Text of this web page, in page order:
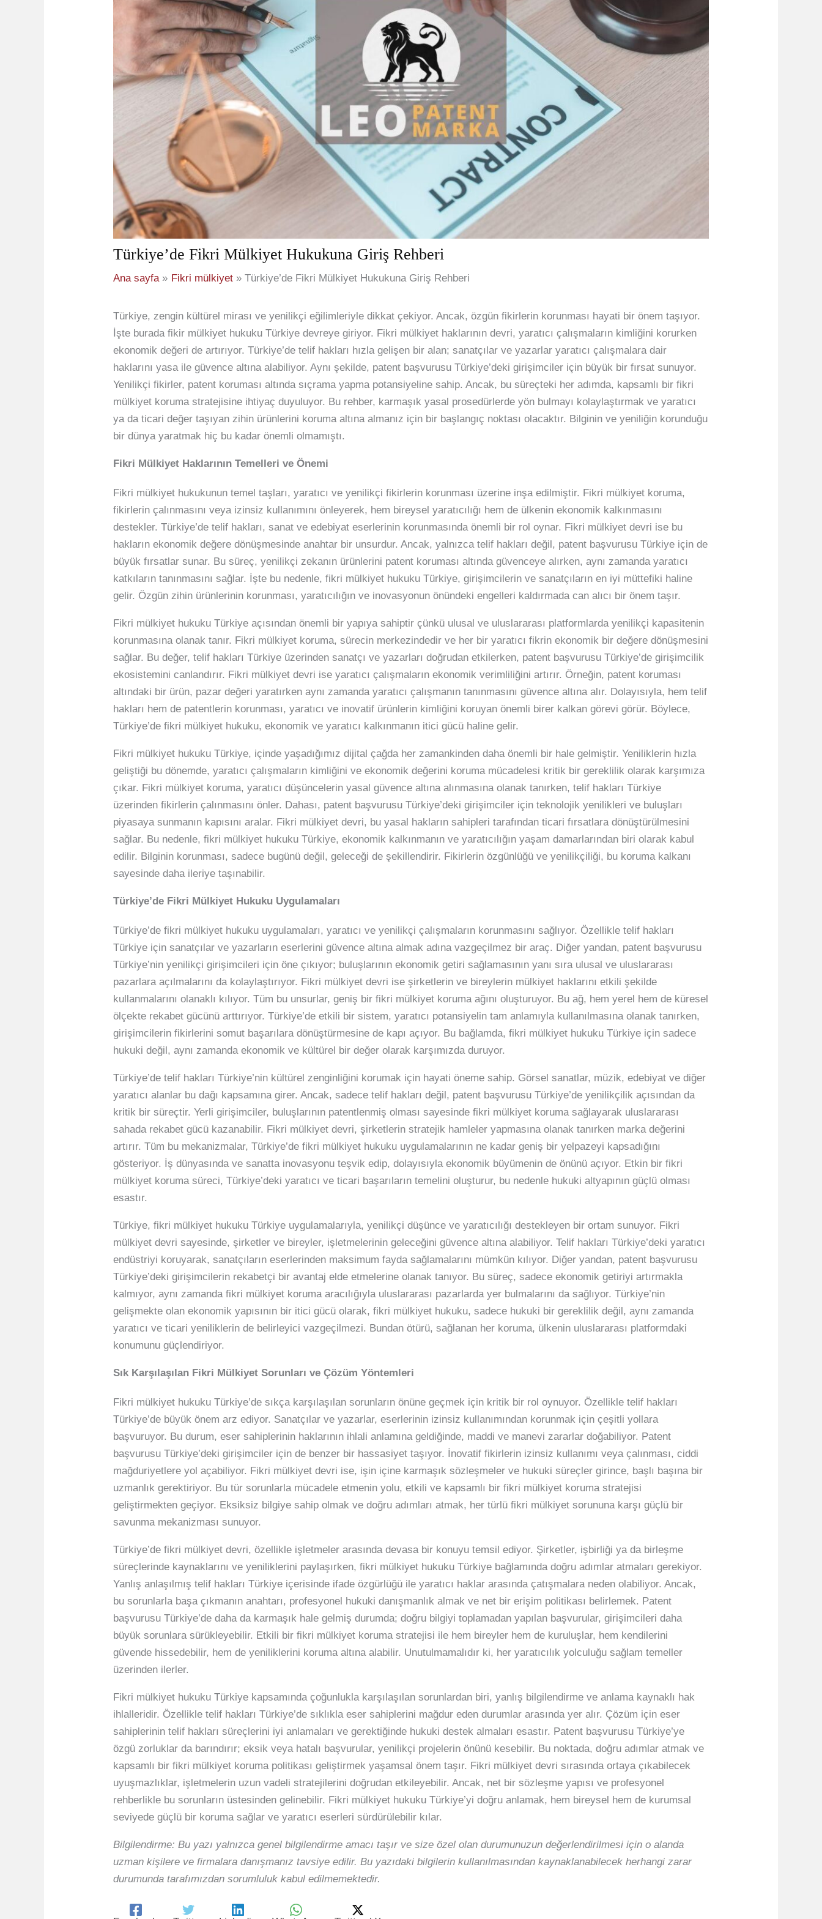
Türkiye’de Fikri Mülkiyet Hukukuna Giriş Rehberi
Ana sayfa Fikri mülkiyet Türkiye’de Fikri Mülkiyet Hukukuna Giriş Rehberi
Türkiye, zengin kültürel mirası ve yenilikçi eğilimleriyle dikkat çekiyor. Ancak, özgün fikirlerin korunması hayati bir önem taşıyor.
İşte burada fikir mülkiyet hukuku Türkiye devreye giriyor. Fikri mülkiyet haklarının devri, yaratıcı çalışmaların kimliğini korurken
ekonomik değeri de artırıyor. Türkiye’de telif hakları hızla gelişen bir alan; sanatçılar ve yazarlar yaratıcı çalışmalara dair
haklarını yasa ile güvence altına alabiliyor. Aynı şekilde, patent başvurusu Türkiye’deki girişimciler için büyük bir fırsat sunuyor.
Yenilikçi fikirler, patent koruması altında sıçrama yapma potansiyeline sahip. Ancak, bu süreçteki her adımda, kapsamlı bir fikri
mülkiyet koruma stratejisine ihtiyaç duyuluyor. Bu rehber, karmaşık yasal prosedürlerde yön bulmayı kolaylaştırmak ve yaratıcı
ya da ticari değer taşıyan zihin ürünlerini koruma altına almanız için bir başlangıç noktası olacaktır. Bilginin ve yeniliğin korunduğu
bir dünya yaratmak hiç bu kadar önemli olmamıştı.
Fikri Mülkiyet Haklarının Temelleri ve Önemi
Fikri mülkiyet hukukunun temel taşları, yaratıcı ve yenilikçi fikirlerin korunması üzerine inşa edilmiştir. Fikri mülkiyet koruma,
fikirlerin çalınmasını veya izinsiz kullanımını önleyerek, hem bireysel yaratıcılığı hem de ülkenin ekonomik kalkınmasını
destekler. Türkiye’de telif hakları, sanat ve edebiyat eserlerinin korunmasında önemli bir rol oynar. Fikri mülkiyet devri ise bu
hakların ekonomik değere dönüşmesinde anahtar bir unsurdur. Ancak, yalnızca telif hakları değil, patent başvurusu Türkiye için de
büyük fırsatlar sunar. Bu süreç, yenilikçi zekanın ürünlerini patent koruması altında güvenceye alırken, aynı zamanda yaratıcı
katkıların tanınmasını sağlar. İşte bu nedenle, fikri mülkiyet hukuku Türkiye, girişimcilerin ve sanatçıların en iyi müttefiki haline
gelir. Özgün zihin ürünlerinin korunması, yaratıcılığın ve inovasyonun önündeki engelleri kaldırmada can alıcı bir önem taşır.
Fikri mülkiyet hukuku Türkiye açısından önemli bir yapıya sahiptir çünkü ulusal ve uluslararası platformlarda yenilikçi kapasitenin
korunmasına olanak tanır. Fikri mülkiyet koruma, sürecin merkezindedir ve her bir yaratıcı fikrin ekonomik bir değere dönüşmesini
sağlar. Bu değer, telif hakları Türkiye üzerinden sanatçı ve yazarları doğrudan etkilerken, patent başvurusu Türkiye’de girişimcilik
ekosistemini canlandırır. Fikri mülkiyet devri ise yaratıcı çalışmaların ekonomik verimliliğini artırır. Örneğin, patent koruması
altındaki bir ürün, pazar değeri yaratırken aynı zamanda yaratıcı çalışmanın tanınmasını güvence altına alır. Dolayısıyla, hem telif
hakları hem de patentlerin korunması, yaratıcı ve inovatif ürünlerin kimliğini koruyan önemli birer kalkan görevi görür. Böylece,
Türkiye’de fikri mülkiyet hukuku, ekonomik ve yaratıcı kalkınmanın itici gücü haline gelir.
Fikri mülkiyet hukuku Türkiye, içinde yaşadığımız dijital çağda her zamankinden daha önemli bir hale gelmiştir. Yeniliklerin hızla
geliştiği bu dönemde, yaratıcı çalışmaların kimliğini ve ekonomik değerini koruma mücadelesi kritik bir gereklilik olarak karşımıza
çıkar. Fikri mülkiyet koruma, yaratıcı düşüncelerin yasal güvence altına alınmasına olanak tanırken, telif hakları Türkiye
üzerinden fikirlerin çalınmasını önler. Dahası, patent başvurusu Türkiye’deki girişimciler için teknolojik yenilikleri ve buluşları
piyasaya sunmanın kapısını aralar. Fikri mülkiyet devri, bu yasal hakların sahipleri tarafından ticari fırsatlara dönüştürülmesini
sağlar. Bu nedenle, fikri mülkiyet hukuku Türkiye, ekonomik kalkınmanın ve yaratıcılığın yaşam damarlarından biri olarak kabul
edilir. Bilginin korunması, sadece bugünü değil, geleceği de şekillendirir. Fikirlerin özgünlüğü ve yenilikçiliği, bu koruma kalkanı
sayesinde daha ileriye taşınabilir.
Türkiye’de Fikri Mülkiyet Hukuku Uygulamaları
Türkiye’de fikri mülkiyet hukuku uygulamaları, yaratıcı ve yenilikçi çalışmaların korunmasını sağlıyor. Özellikle telif hakları
Türkiye için sanatçılar ve yazarların eserlerini güvence altına almak adına vazgeçilmez bir araç. Diğer yandan, patent başvurusu
Türkiye’nin yenilikçi girişimcileri için öne çıkıyor; buluşlarının ekonomik getiri sağlamasının yanı sıra ulusal ve uluslararası
pazarlara açılmalarını da kolaylaştırıyor. Fikri mülkiyet devri ise şirketlerin ve bireylerin mülkiyet haklarını etkili şekilde
kullanmalarını olanaklı kılıyor. Tüm bu unsurlar, geniş bir fikri mülkiyet koruma ağını oluşturuyor. Bu ağ, hem yerel hem de küresel
ölçekte rekabet gücünü arttırıyor. Türkiye’de etkili bir sistem, yaratıcı potansiyelin tam anlamıyla kullanılmasına olanak tanırken,
girişimcilerin fikirlerini somut başarılara dönüştürmesine de kapı açıyor. Bu bağlamda, fikri mülkiyet hukuku Türkiye için sadece
hukuki değil, aynı zamanda ekonomik ve kültürel bir değer olarak karşımızda duruyor.
Türkiye’de telif hakları Türkiye’nin kültürel zenginliğini korumak için hayati öneme sahip. Görsel sanatlar, müzik, edebiyat ve diğer
yaratıcı alanlar bu dağı kapsamına girer. Ancak, sadece telif hakları değil, patent başvurusu Türkiye’de yenilikçilik açısından da
kritik bir süreçtir. Yerli girişimciler, buluşlarının patentlenmiş olması sayesinde fikri mülkiyet koruma sağlayarak uluslararası
sahada rekabet gücü kazanabilir. Fikri mülkiyet devri, şirketlerin stratejik hamleler yapmasına olanak tanırken marka değerini
artırır. Tüm bu mekanizmalar, Türkiye’de fikri mülkiyet hukuku uygulamalarının ne kadar geniş bir yelpazeyi kapsadığını
gösteriyor. İş dünyasında ve sanatta inovasyonu teşvik edip, dolayısıyla ekonomik büyümenin de önünü açıyor. Etkin bir fikri
mülkiyet koruma süreci, Türkiye’deki yaratıcı ve ticari başarıların temelini oluşturur, bu nedenle hukuki altyapının güçlü olması
esastır.
Türkiye, fikri mülkiyet hukuku Türkiye uygulamalarıyla, yenilikçi düşünce ve yaratıcılığı destekleyen bir ortam sunuyor. Fikri
mülkiyet devri sayesinde, şirketler ve bireyler, işletmelerinin geleceğini güvence altına alabiliyor. Telif hakları Türkiye’deki yaratıcı
endüstriyi koruyarak, sanatçıların eserlerinden maksimum fayda sağlamalarını mümkün kılıyor. Diğer yandan, patent başvurusu
Türkiye’deki girişimcilerin rekabetçi bir avantaj elde etmelerine olanak tanıyor. Bu süreç, sadece ekonomik getiriyi artırmakla
kalmıyor, aynı zamanda fikri mülkiyet koruma aracılığıyla uluslararası pazarlarda yer bulmalarını da sağlıyor. Türkiye’nin
gelişmekte olan ekonomik yapısının bir itici gücü olarak, fikri mülkiyet hukuku, sadece hukuki bir gereklilik değil, aynı zamanda
yaratıcı ve ticari yeniliklerin de belirleyici vazgeçilmezi. Bundan ötürü, sağlanan her koruma, ülkenin uluslararası platformdaki
konumunu güçlendiriyor.
Sık Karşılaşılan Fikri Mülkiyet Sorunları ve Çözüm Yöntemleri
Fikri mülkiyet hukuku Türkiye’de sıkça karşılaşılan sorunların önüne geçmek için kritik bir rol oynuyor. Özellikle telif hakları
Türkiye’de büyük önem arz ediyor. Sanatçılar ve yazarlar, eserlerinin izinsiz kullanımından korunmak için çeşitli yollara
başvuruyor. Bu durum, eser sahiplerinin haklarının ihlali anlamına geldiğinde, maddi ve manevi zararlar doğabiliyor. Patent
başvurusu Türkiye’deki girişimciler için de benzer bir hassasiyet taşıyor. İnovatif fikirlerin izinsiz kullanımı veya çalınması, ciddi
mağduriyetlere yol açabiliyor. Fikri mülkiyet devri ise, işin içine karmaşık sözleşmeler ve hukuki süreçler girince, başlı başına bir
uzmanlık gerektiriyor. Bu tür sorunlarla mücadele etmenin yolu, etkili ve kapsamlı bir fikri mülkiyet koruma stratejisi
geliştirmekten geçiyor. Eksiksiz bilgiye sahip olmak ve doğru adımları atmak, her türlü fikri mülkiyet sorununa karşı güçlü bir
savunma mekanizması sunuyor.
Türkiye’de fikri mülkiyet devri, özellikle işletmeler arasında devasa bir konuyu temsil ediyor. Şirketler, işbirliği ya da birleşme
süreçlerinde kaynaklarını ve yeniliklerini paylaşırken, fikri mülkiyet hukuku Türkiye bağlamında doğru adımlar atmaları gerekiyor.
Yanlış anlaşılmış telif hakları Türkiye içerisinde ifade özgürlüğü ile yaratıcı haklar arasında çatışmalara neden olabiliyor. Ancak,
bu sorunlarla başa çıkmanın anahtarı, profesyonel hukuki danışmanlık almak ve net bir erişim politikası belirlemek. Patent
başvurusu Türkiye’de daha da karmaşık hale gelmiş durumda; doğru bilgiyi toplamadan yapılan başvurular, girişimcileri daha
büyük sorunlara sürükleyebilir. Etkili bir fikri mülkiyet koruma stratejisi ile hem bireyler hem de kuruluşlar, hem kendilerini
güvende hissedebilir, hem de yeniliklerini koruma altına alabilir. Unutulmamalıdır ki, her yaratıcılık yolculuğu sağlam temeller
üzerinden ilerler.
Fikri mülkiyet hukuku Türkiye kapsamında çoğunlukla karşılaşılan sorunlardan biri, yanlış bilgilendirme ve anlama kaynaklı hak
ihlalleridir. Özellikle telif hakları Türkiye’de sıklıkla eser sahiplerini mağdur eden durumlar arasında yer alır. Çözüm için eser
sahiplerinin telif hakları süreçlerini iyi anlamaları ve gerektiğinde hukuki destek almaları esastır. Patent başvurusu Türkiye’ye
özgü zorluklar da barındırır; eksik veya hatalı başvurular, yenilikçi projelerin önünü kesebilir. Bu noktada, doğru adımlar atmak ve
kapsamlı bir fikri mülkiyet koruma politikası geliştirmek yaşamsal önem taşır. Fikri mülkiyet devri sırasında ortaya çıkabilecek
uyuşmazlıklar, işletmelerin uzun vadeli stratejilerini doğrudan etkileyebilir. Ancak, net bir sözleşme yapısı ve profesyonel
rehberlikle bu sorunların üstesinden gelinebilir. Fikri mülkiyet hukuku Türkiye’yi doğru anlamak, hem bireysel hem de kurumsal
seviyede güçlü bir koruma sağlar ve yaratıcı eserleri sürdürülebilir kılar.
Bilgilendirme: Bu yazı yalnızca genel bilgilendirme amacı taşır ve size özel olan durumunuzun değerlendirilmesi için o alanda
uzman kişilere ve firmalara danışmanız tavsiye edilir. Bu yazıdaki bilgilerin kullanılmasından kaynaklanabilecek herhangi zarar
durumunda tarafımızdan sorumluluk kabul edilmemektedir.